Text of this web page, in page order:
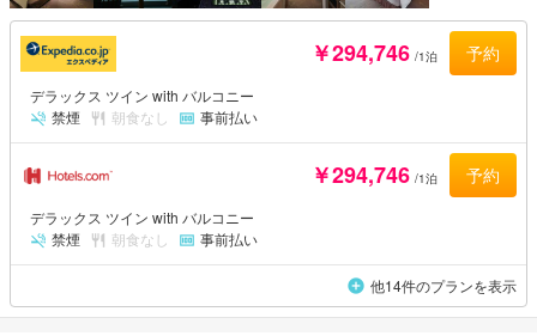
￥294,746 /1泊 予約
デラックス ツイン with バルコニー
禁煙
朝食なし 事前払い
￥294,746 /1泊 予約
デラックス ツイン with バルコニー
禁煙
朝食なし 事前払い
他14件のプランを表示